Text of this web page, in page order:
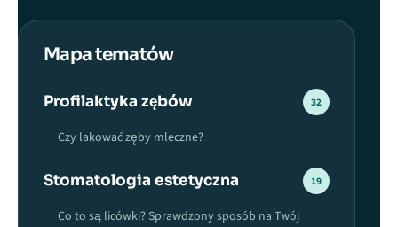
Mapa tematów
Profilaktyka zębów 32
Czy lakować zęby mleczne?
Stomatologia estetyczna 19
Co to są licówki? Sprawdzony sposób na Twój